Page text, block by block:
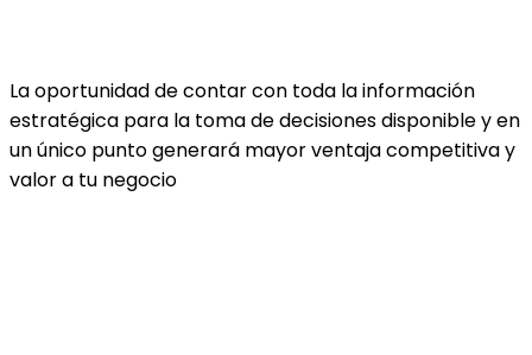
La oportunidad de contar con toda la información
estratégica para la toma de decisiones disponible y en
un único punto generará mayor ventaja competitiva y
valor a tu negocio